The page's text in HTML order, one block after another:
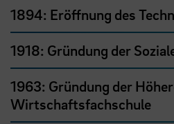
1894: Eröffnung des
1918: Gründung der
1963: Gründung der
Wirtschaftsfachschule